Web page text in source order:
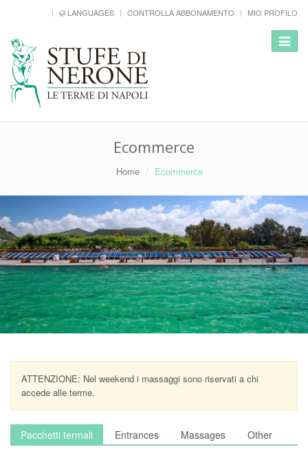
LANGUAGES CONTROLLA ABBONAMENTO MIO PROFILO
Toggle
Ecommerce
Home Ecommerce
ATTENZIONE: Nel weekend i massaggi sono riservati a chi
accede alle terme.
Pacchetti termali Entrances Massages Other